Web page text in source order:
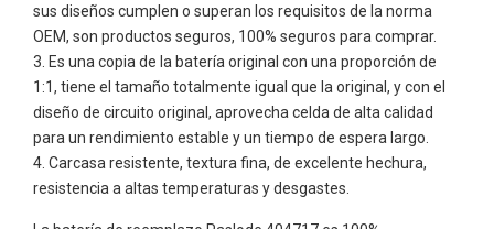
sus diseños cumplen o superan los requisitos de la norma
OEM, son productos seguros, 100% seguros para comprar.
Es una copia de la batería original con una proporción de
1:1, tiene el tamaño totalmente igual que la original, y con el
diseño de circuito original, aprovecha celda de alta calidad
para un rendimiento estable y un tiempo de espera largo.
Carcasa resistente, textura fina, de excelente hechura,
resistencia a altas temperaturas y desgastes.